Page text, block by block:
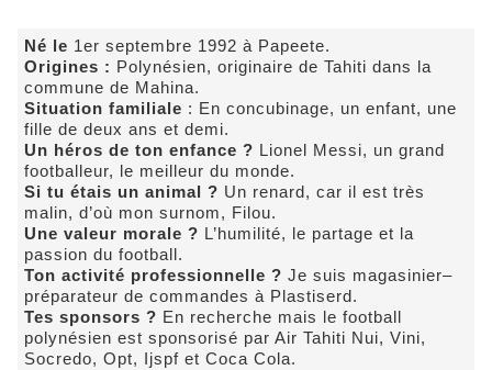
Né le 1er septembre 1992 à Papeete.
Origines : Polynésien, originaire de Tahiti dans la
commune de Mahina.
Situation familiale : En concubinage, un enfant, une
fille de deux ans et demi.
Un héros de ton enfance ? Lionel Messi, un grand
footballeur, le meilleur du monde.
Si tu étais un animal ? Un renard, car il est très
malin, d’où mon surnom, Filou.
Une valeur morale ? L’humilité, le partage et la
passion du football.
Ton activité professionnelle ? Je suis magasinier–
préparateur de commandes à Plastiserd.
Tes sponsors ? En recherche mais le football
polynésien est sponsorisé par Air Tahiti Nui, Vini,
Socredo, Opt, Ijspf et Coca Cola.